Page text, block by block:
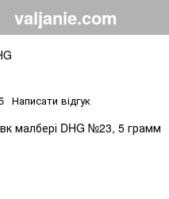
Написати відгук
valjanie.com